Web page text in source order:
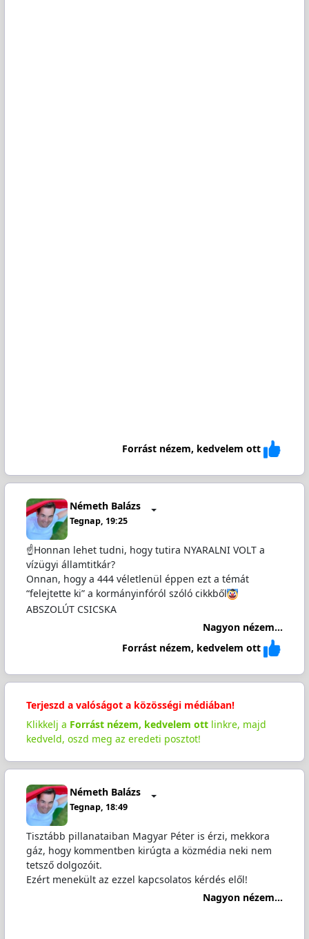
Forrást nézem, kedvelem ott
Németh Balázs
Tegnap, 19:25
☝️Honnan lehet tudni, hogy tutira NYARALNI VOLT a
vízügyi államtitkár?
Onnan, hogy a 444 véletlenül éppen ezt a témát
“felejtette ki” a kormányinfóról szóló cikkből
ABSZOLÚT CSICSKA
Nagyon nézem...
Forrást nézem, kedvelem ott
Terjeszd a valóságot a közösségi médiában!
Klikkelj a Forrást nézem, kedvelem ottlinkre, majd
kedveld, oszd meg az eredeti posztot!
Németh Balázs
Tegnap, 18:49
Tisztább pillanataiban Magyar Péter is érzi, mekkora
gáz, hogy kommentben kirúgta a közmédia neki nem
tetsző dolgozóit.
Ezért menekült az ezzel kapcsolatos kérdés elől!
Nagyon nézem...